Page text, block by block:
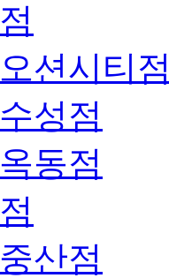
션시티
성점
동점
산점